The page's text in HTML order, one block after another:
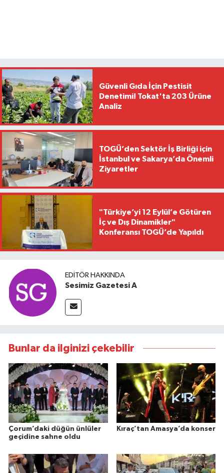
Güvenli Gıda İçin Pestisit
Denetimi! Tokat'ta 203 Ürüne
Analiz
TOGÜ’den Sektör İş Birliği için
İstanbul ve Sakarya’da Önemli
Ziyaretler
"Türkiye’yi 12 Eylül’e Götüren
İç ve Dış Dinamikler"
Konferansı TOGÜ’de Yapıldı
EDITÖR HAKKINDA
Sesimiz Gazetesi A
Bunlar da ilginizi çekebilir
Çorum’daki düğün ünlüler
geçidine sahne oldu
Kıraç’tan Amasya’da konser